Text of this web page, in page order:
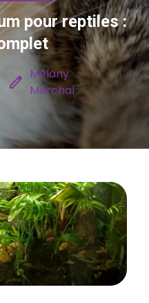
pour reptiles :
edit Mélany
Marchal